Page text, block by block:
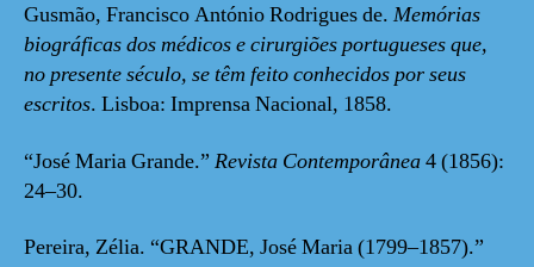
Gusmão, Francisco António Rodrigues de. Memórias
biográficas dos médicos e cirurgiões portugueses que,
no presente século, se têm feito conhecidos por seus
escritos. Lisboa: Imprensa Nacional, 1858.
“José Maria Grande.” Revista Contemporânea4 (1856):
24–30.
Pereira, Zélia. “GRANDE, José Maria (1799–1857).”